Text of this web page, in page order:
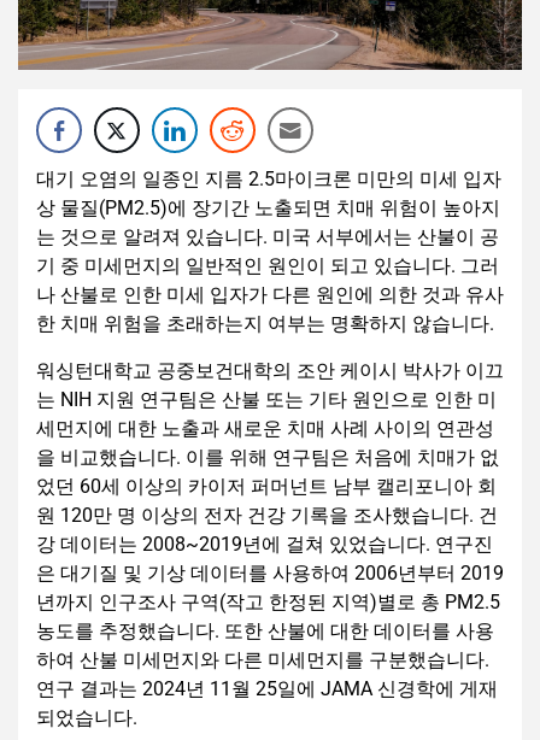
대기 오염의 일종인 지름 2.5마이크론 미만의 미세 입자
상 물질(PM2.5)에 장기간 노출되면 치매 위험이 높아지
는 것으로 알려져 있습니다. 미국 서부에서는 산불이 공
기 중 미세먼지의 일반적인 원인이 되고 있습니다. 그러
나 산불로 인한 미세 입자가 다른 원인에 의한 것과 유사
한 치매 위험을 초래하는지 여부는 명확하지 않습니다.
워싱턴대학교 공중보건대학의 조안 케이시 박사가 이끄
는 NIH 지원 연구팀은 산불 또는 기타 원인으로 인한 미
세먼지에 대한 노출과 새로운 치매 사례 사이의 연관성
을 비교했습니다. 이를 위해 연구팀은 처음에 치매가 없
었던 60세 이상의 카이저 퍼머넌트 남부 캘리포니아 회
원 120만 명 이상의 전자 건강 기록을 조사했습니다. 건
강 데이터는 2008~2019년에 걸쳐 있었습니다. 연구진
은 대기질 및 기상 데이터를 사용하여 2006년부터 2019
년까지 인구조사 구역(작고 한정된 지역)별로 총 PM2.5
농도를 추정했습니다. 또한 산불에 대한 데이터를 사용
하여 산불 미세먼지와 다른 미세먼지를 구분했습니다.
연구 결과는 2024년 11월 25일에 JAMA 신경학에 게재
되었습니다.